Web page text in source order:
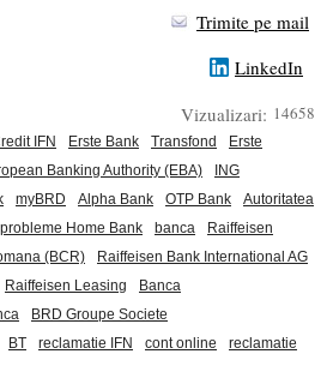
Trimite pe mail
LinkedIn
Vizualizari: 14658
IFN Erste Bank Transfond
Erste
Banking Authority (EBA)
ING
myBRD Alpha Bank OTP Bank
Autoritatea
probleme Home Bank banca
Raiffeisen
(BCR)
Raiffeisen Bank International AG
Raiffeisen Leasing
Banca
BRD Groupe Societe
BT reclamatie IFN cont online
reclamatie